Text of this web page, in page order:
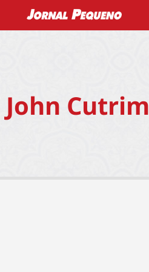
John Cutrim